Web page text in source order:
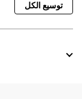
توسيع الكل